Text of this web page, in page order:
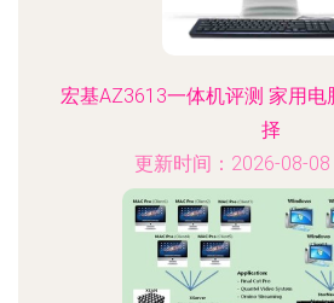
宏基AZ3613一体机评测 家用
择
更新时间：2026-08-08